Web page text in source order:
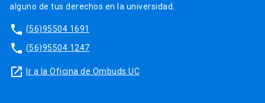
alguno de tus derechos en la universidad.
phone (56)95504 1691
phone (56)95504 1247
launch Ir a la Oficina de Ombuds UC